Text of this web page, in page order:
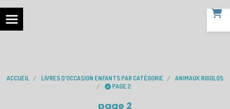
ACCUEIL LIVRES D'OCCASION ENFANTS PAR CATÉGORIE
ANIMAUX RIGOLOS
PAGE 2
page 2